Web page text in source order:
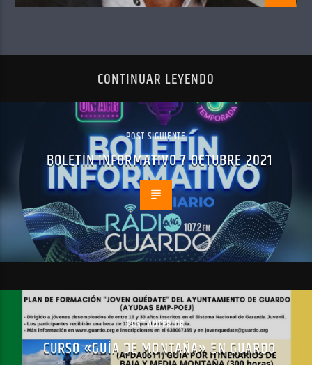
CONTINUAR LEYENDO
POST SIGUIENTE
BOLETÍN INFORMATIVO 7 OCTUBRE 2021
POST ANTERIOR
CURSO «GUÍA DE MONTAÑA» EN GUARDO